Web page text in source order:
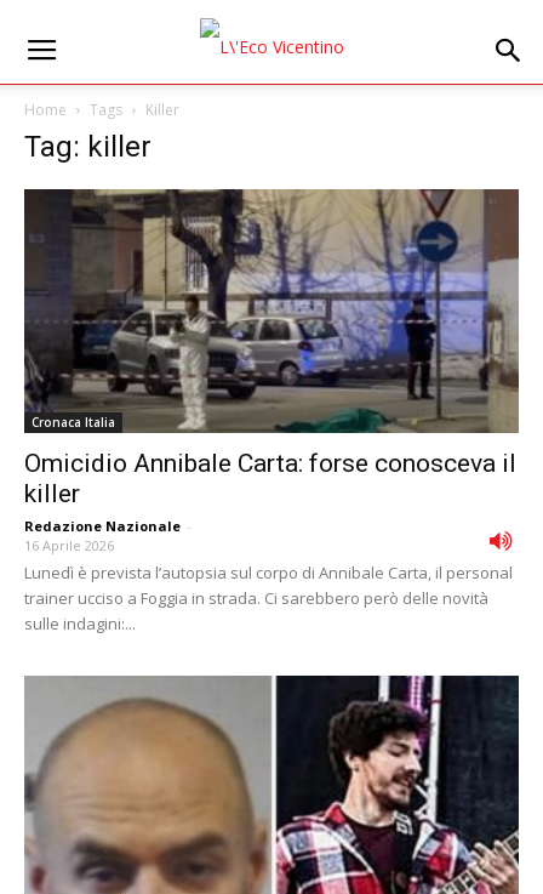
Home Tags Killer
Tag: killer
Cronaca Italia
Omicidio Annibale Carta: forse conosceva il
killer
Redazione Nazionale -
16 Aprile 2026
Lunedì è prevista l’autopsia sul corpo di Annibale Carta, il personal
trainer ucciso a Foggia in strada. Ci sarebbero però delle novità
sulle indagini:...